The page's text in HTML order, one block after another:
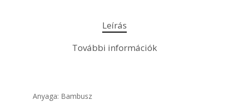
Leírás
További információk
Anyaga: Bambusz